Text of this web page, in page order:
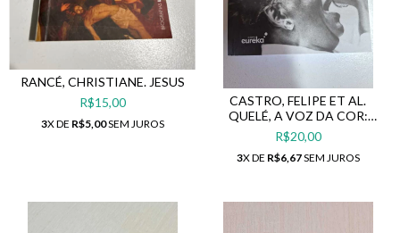
RANCÉ, CHRISTIANE. JESUS
R$15,00
3X DE R$5,00SEM JUROS
CASTRO, FELIPE ET AL.
QUELÉ, A VOZ DA COR:
BIOGRAFIA DE CLEMENTINA
DE JESUS
R$20,00
3X DE R$6,67SEM JUROS